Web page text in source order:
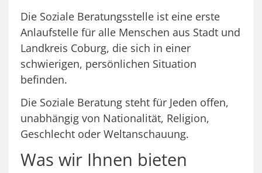
Die Soziale Beratungsstelle ist eine erste
Anlaufstelle für alle Menschen aus Stadt und
Landkreis Coburg, die sich in einer
schwierigen, persönlichen Situation
befinden.
Die Soziale Beratung steht für Jeden offen,
unabhängig von Nationalität, Religion,
Geschlecht oder Weltanschauung.
Was wir Ihnen bieten